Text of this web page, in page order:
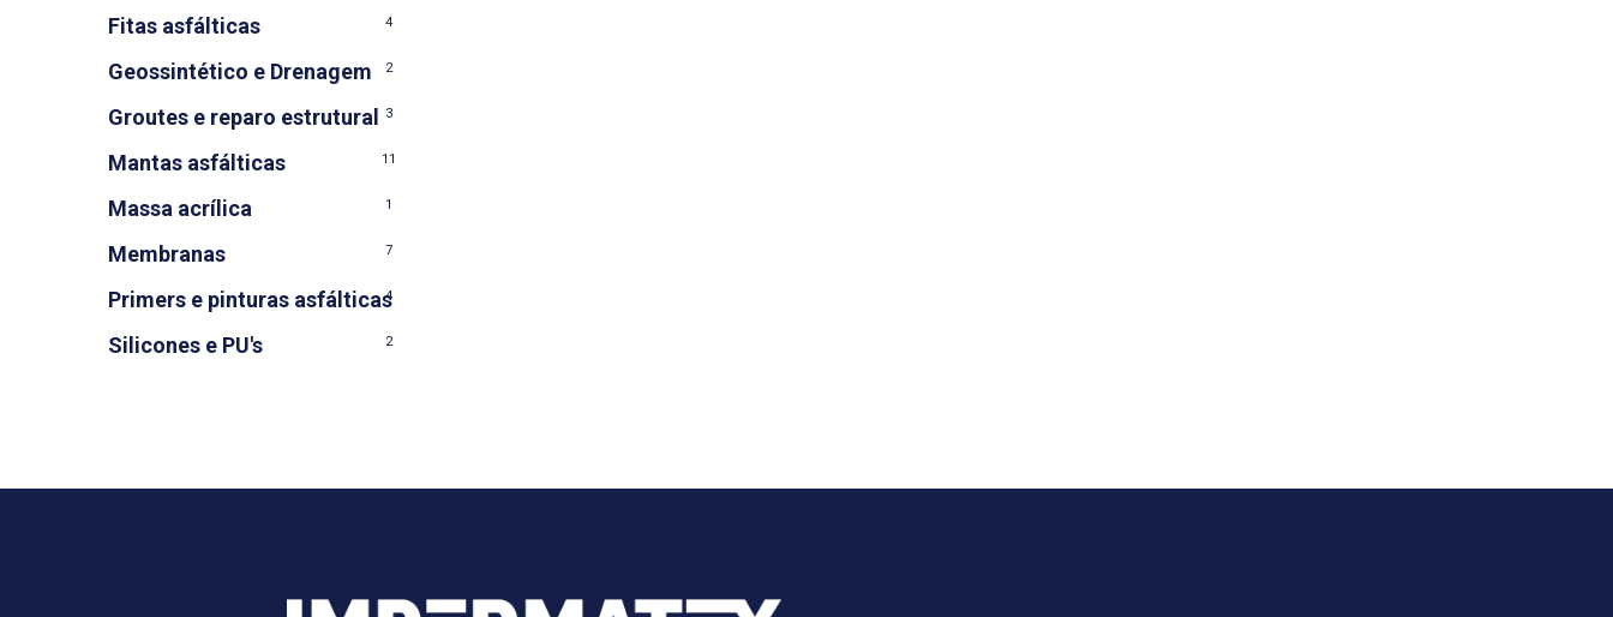
Fitas asfálticas 4
Geossintético e Drenagem 2
Groutes e reparo estrutural 3
Mantas asfálticas 11
Massa acrílica 1
Membranas 7
Primers e pinturas asfálticas
4
Silicones e PU's 2